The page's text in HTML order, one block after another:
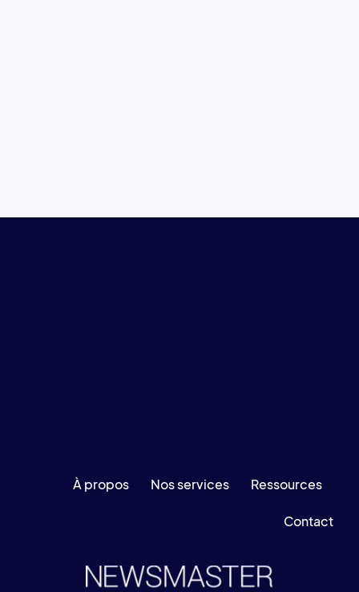
À propos Nos services Ressources
Contact